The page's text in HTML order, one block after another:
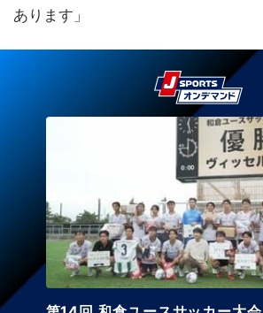
あります」